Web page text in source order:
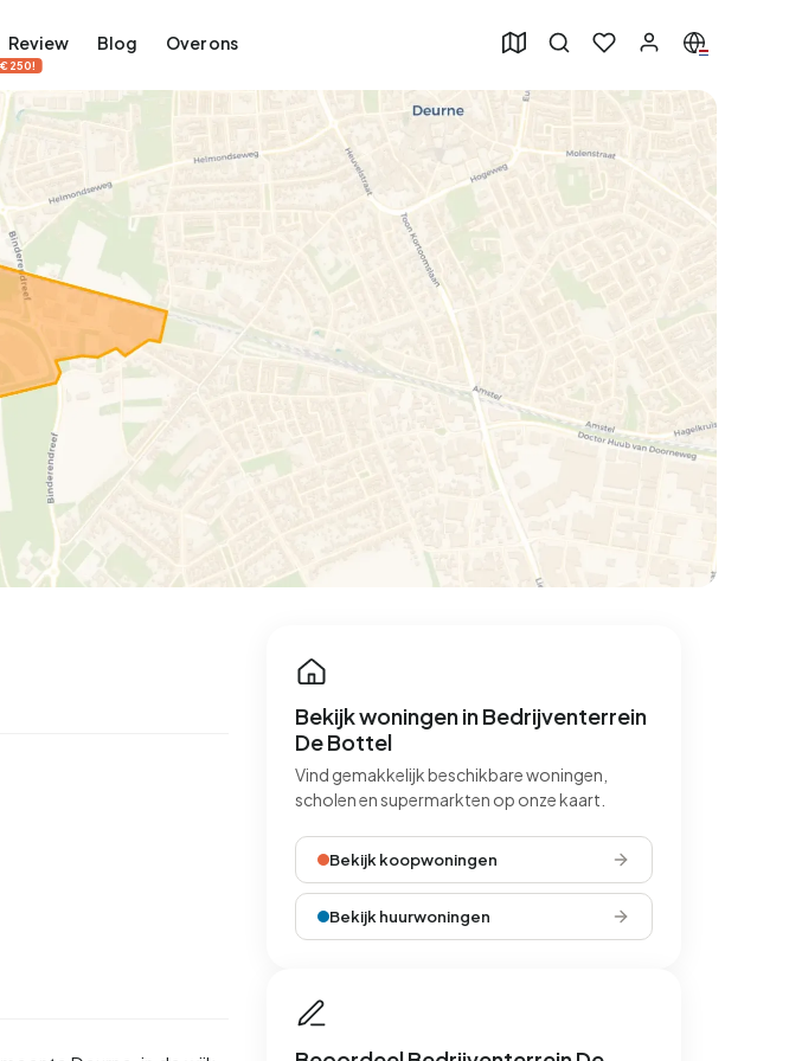
Review
€250!
Blog Over ons
Bekijk woningen in Bedrijventerrein
De Bottel
Vind gemakkelijk beschikbare woningen,
scholen en supermarkten op onze kaart.
Bekijk koopwoningen
Bekijk huurwoningen